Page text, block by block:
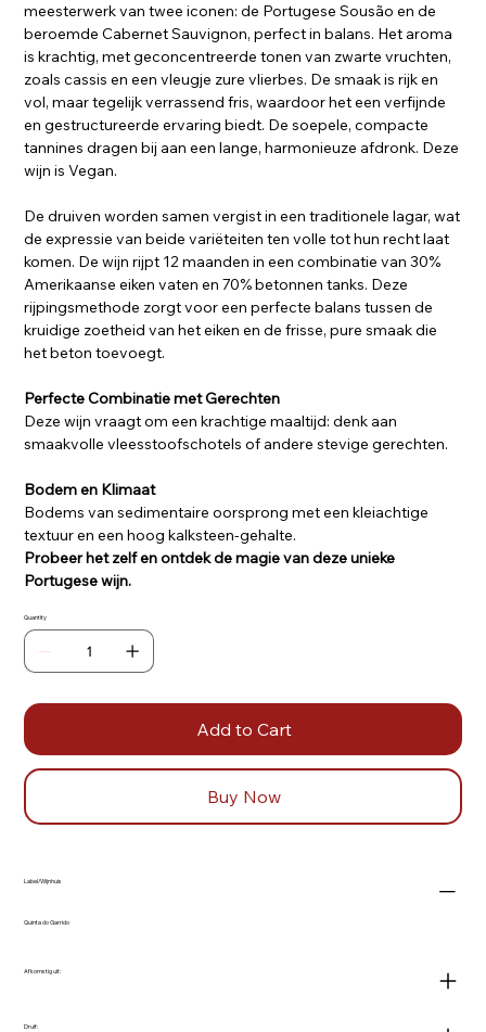
meesterwerk van twee iconen: de Portugese Sousão en de
beroemde Cabernet Sauvignon, perfect in balans. Het aroma
is krachtig, met geconcentreerde tonen van zwarte vruchten,
zoals cassis en een vleugje zure vlierbes. De smaak is rijk en
vol, maar tegelijk verrassend fris, waardoor het een verfijnde
en gestructureerde ervaring biedt. De soepele, compacte
tannines dragen bij aan een lange, harmonieuze afdronk. Deze
wijn is Vegan.
De druiven worden samen vergist in een traditionele lagar, wat
de expressie van beide variëteiten ten volle tot hun recht laat
komen. De wijn rijpt 12 maanden in een combinatie van 30%
Amerikaanse eiken vaten en 70% betonnen tanks. Deze
rijpingsmethode zorgt voor een perfecte balans tussen de
kruidige zoetheid van het eiken en de frisse, pure smaak die
het beton toevoegt.
Perfecte Combinatie met Gerechten
Deze wijn vraagt om een krachtige maaltijd: denk aan
smaakvolle vleesstoofschotels of andere stevige gerechten.
Bodem en Klimaat
Bodems van sedimentaire oorsprong met een kleiachtige
textuur en een hoog kalksteen-gehalte.
Probeer het zelf en ontdek de magie van deze unieke
Portugese wijn.
Quantity
Add to Cart
Buy Now
Label/Wijnhuis
Quinta do Garrido
Afkomstig uit:
Druif: